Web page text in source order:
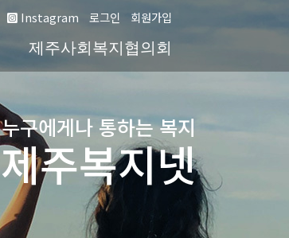
Instagram 로그인 회원가입
제주사회복지협의회
누구에게나 통하는 복지
제주복지넷